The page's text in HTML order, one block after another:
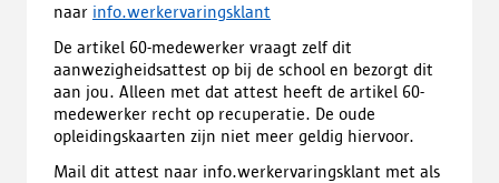
naar info.werkervaringsklant
De artikel 60-medewerker vraagt zelf dit
aanwezigheidsattest op bij de school en bezorgt dit
aan jou. Alleen met dat attest heeft de artikel 60-
medewerker recht op recuperatie. De oude
opleidingskaarten zijn niet meer geldig hiervoor.
Mail dit attest naar info.werkervaringsklant met als